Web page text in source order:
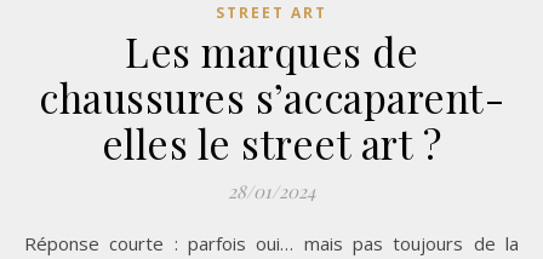
STREET ART
Les marques de
chaussures s’accaparent-
elles le street art ?
28/01/2024
Réponse courte : parfois oui… mais pas toujours de la